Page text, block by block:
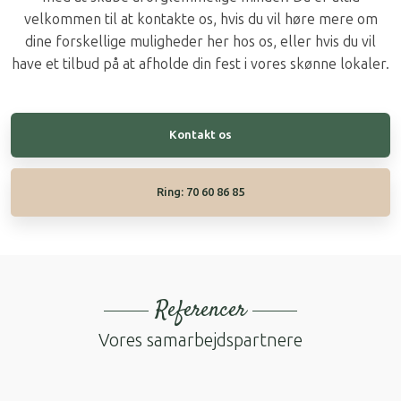
velkommen til at kontakte os, hvis du vil høre mere om
dine forskellige muligheder her hos os, eller hvis du vil
have et tilbud på at afholde din fest i vores skønne lokaler.​
Kontakt os​
Ring: 70 60 86 85
Referencer​
Vores samarbejdspartnere​